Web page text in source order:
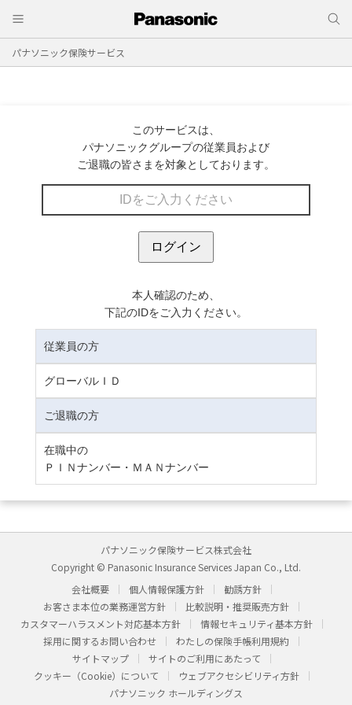
パナソニック保険サービス
このサービスは、
パナソニックグループの従業員および
ご退職の皆さまを対象としております。
本人確認のため、
下記のIDをご入力ください。
従業員の方
グローバルＩＤ
ご退職の方
在職中の
ＰＩＮナンバー・ＭＡＮナンバー
パナソニック保険サービス株式会社
Copyright © Panasonic Insurance Services Japan Co., Ltd.
会社概要
個人情報保護方針
勧誘方針
お客さま本位の業務運営方針
比較説明・推奨販売方針
カスタマーハラスメント対応基本方針
情報セキュリティ基本方針
採用に関するお問い合わせ
わたしの保険手帳利用規約
サイトマップ
サイトのご利用にあたって
クッキー（Cookie）について
ウェブアクセシビリティ方針
パナソニック ホールディングス